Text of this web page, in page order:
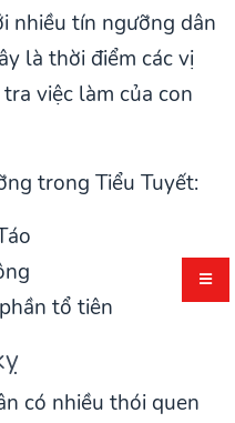
nhiều tín ngưỡng dân
là thời điểm các vị
việc làm của con
trong Tiểu Tuyết:
tổ tiên
có nhiều thói quen